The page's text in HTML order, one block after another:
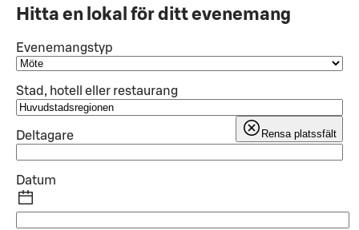
Hitta en lokal för ditt evenemang
Evenemangstyp
Stad, hotell eller restaurang
Rensa platssfält
Deltagare
Datum